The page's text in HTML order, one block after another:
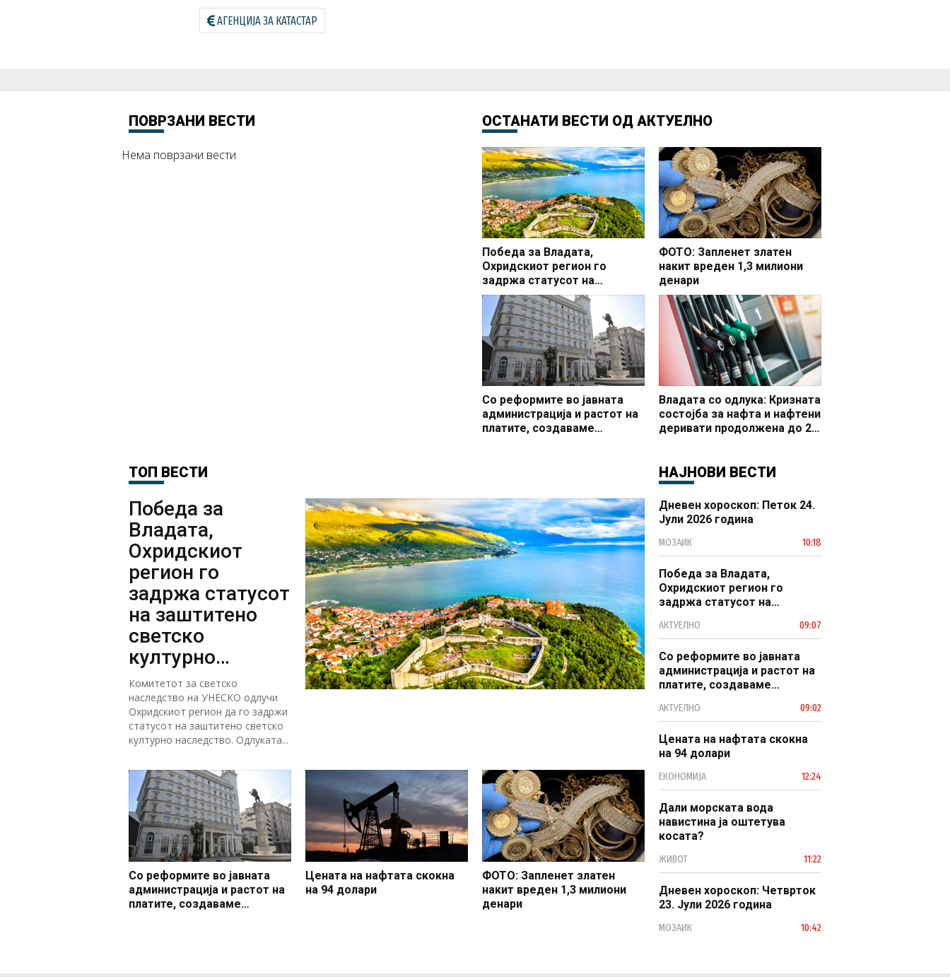
АГЕНЦИЈА ЗА КАТАСТАР
ПОВРЗАНИ ВЕСТИ
Нема поврзани вести
ОСТАНАТИ ВЕСТИ ОД АКТУЕЛНО
Победа за Владата,
Охридскиот регион го
задржа статусот на
заштитено светско културно
наследство
Со реформите во јавната
администрација и растот на
платите, создаваме
ФОТО: Запленет златен
накит вреден 1,3 милиони
денари
Владата со одлука: Кризната
состојба за нафта и нафтени
деривати продолжена до 20
ТОП ВЕСТИ
Победа за
Владата,
Охридскиот
регион го
задржа статусот
на заштитено
светско
културно
наследство
Комитетот за светско
наследство на УНЕСКО одлучи
Охридскиот регион да го задржи
статусот на заштитено светско
културно наследство. Одлуката...
Со реформите во јавната
администрација и растот на
платите, создаваме
Цената на нафтата скокна
на 94 долари
ФОТО: Запленет златен
накит вреден 1,3 милиони
денари
НАЈНОВИ ВЕСТИ
Дневен хороскоп: Петок 24.
Јули 2026 година
МОЗАИК 10:18
Победа за Владата,
Охридскиот регион го
задржа статусот на
наследство
АКТУЕЛНО 09:07
Со реформите во јавната
администрација и растот на
платите, создаваме
модерен јавен сектор
АКТУЕЛНО 09:02
Цената на нафтата скокна
на 94 долари
ЕКОНОМИЈА 12:24
Дали морската вода
навистина ја оштетува
косата?
ЖИВОТ 11:22
Дневен хороскоп: Четврток
23. Јули 2026 година
МОЗАИК 10:42